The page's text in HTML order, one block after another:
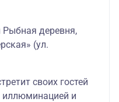
Рыбная деревня,
(ул.
своих гостей
иллюминацией и